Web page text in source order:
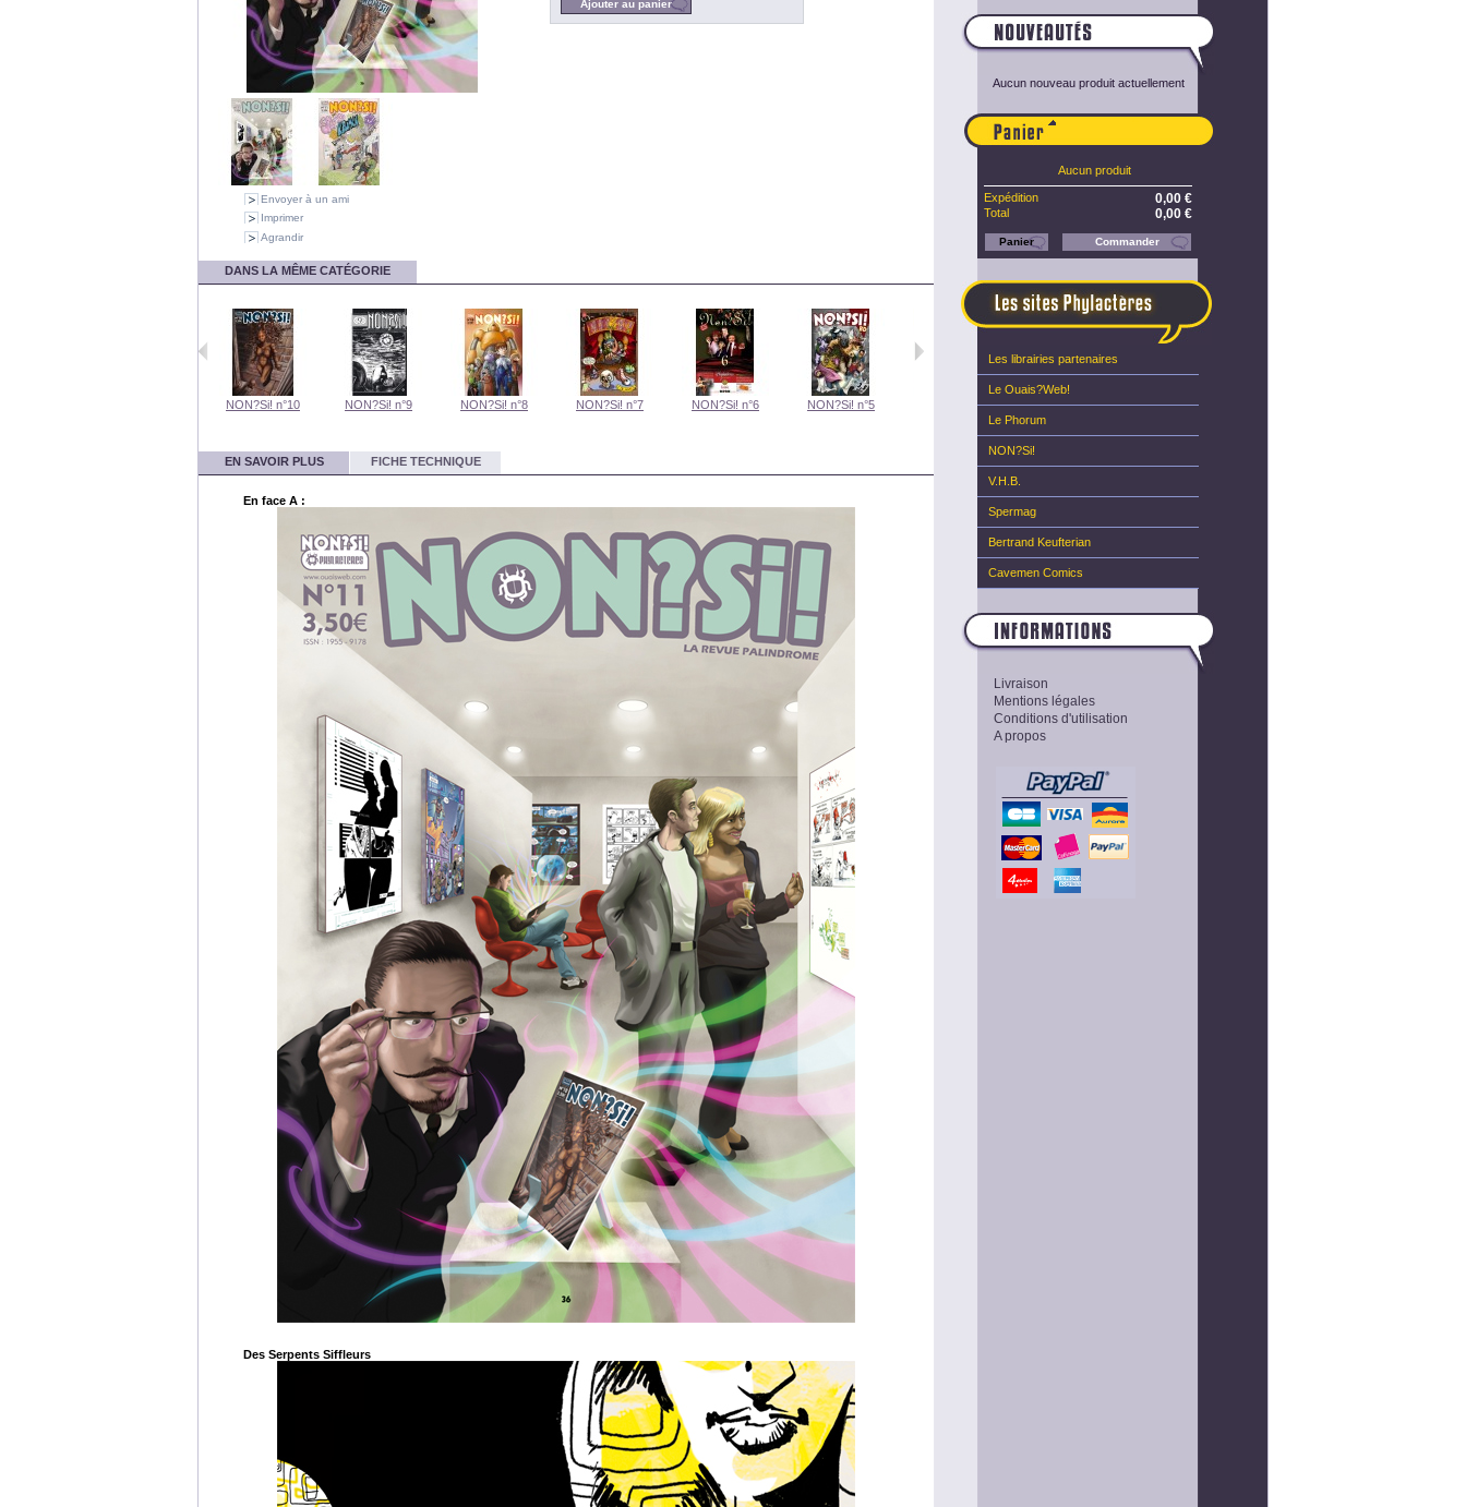
Envoyer à un ami
Imprimer
Agrandir
DANS LA MÊME CATÉGORIE
NON?Si! n°10 NON?Si! n°9 NON?Si! n°8 NON?Si! n°7 NON?Si! n°6 NON?Si! n°5 NON?Si! n°4 NON?Si! n°3 NON?Si! n°1
EN SAVOIR PLUS FICHE TECHNIQUE
En face A :
Des Serpents Siffleurs
Aucun nouveau produit actuellement
Aucun produit
Expédition 0,00 €
Total 0,00 €
Panier Commander
Les librairies partenaires
Le Ouais?Web!
Le Phorum
NON?Si!
V.H.B.
Spermag
Bertrand Keufterian
Cavemen Comics
Livraison
Mentions légales
Conditions d'utilisation
A propos